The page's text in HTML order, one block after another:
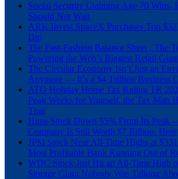
Social Security Claiming Age 70 Wins,
Should Not Wait
ARK Invest SpaceX Purchases Top
Dip
The Fast-Fashion Balance Sheet , The
Powering the Web’s Biggest Retail
The Circular Economy Isn’t Just an
Anymore — It’s a $4 Trillion Business
ATO Holiday Home Tax Ruling TR
Peak Weeks for Yourself, the Tax Man
That
Hims Stock Down 55% From Its Peak
Company Is Still Worth $7 Billion.
JPM Stock Near All-Time Highs at
Most Profitable Bank Running Out of
WDC Stock Just Hit an All-Time High
Storage Giant Nobody Was Talking